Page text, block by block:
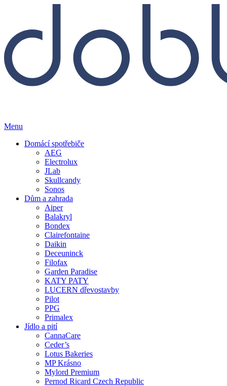
Menu
Domácí spotřebiče
AEG
Electrolux
JLab
Skullcandy
Sonos
Dům a zahrada
Aiper
Balakryl
Bondex
Clairefontaine
Daikin
Deceuninck
Filofax
Garden Paradise
KATY PATY
LUCERN dřevostavby
Pilot
PPG
Primalex
Jídlo a pití
CannaCare
Ceder’s
Lotus Bakeries
MP Krásno
Mylord Premium
Pernod Ricard Czech Republic